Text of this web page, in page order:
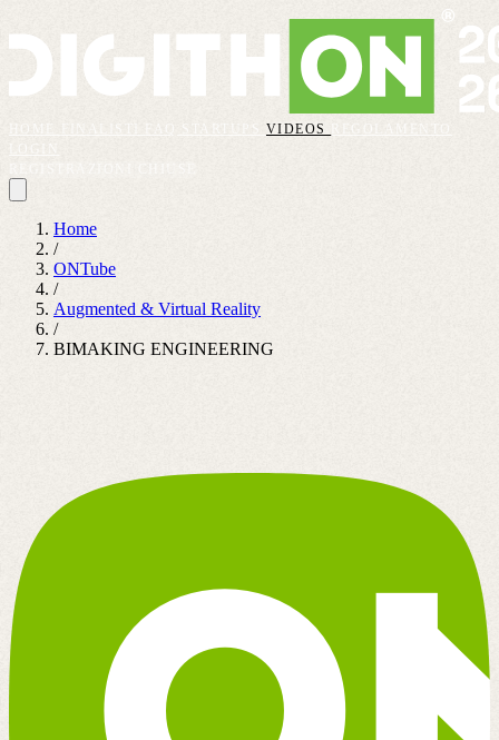
VIDEOS
REGOLAMENTO
Home
/
ONTube
/
Augmented & Virtual Reality
/
BIMAKING ENGINEERING